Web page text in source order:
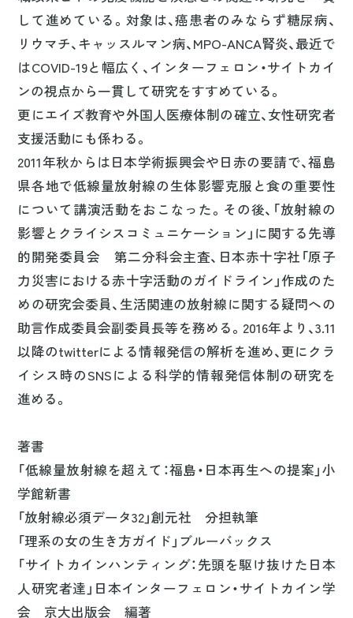
して進めている。対象は、癌患者のみならず糖尿病、
リウマチ、キャッスルマン病、MPO-ANCA腎炎、最近で
はCOVID-19と幅広く、インターフェロン・サイトカイ
ンの視点から一貫して研究をすすめている。
更にエイズ教育や外国人医療体制の確立、女性研究者
支援活動にも係わる。
2011年秋からは日本学術振興会や日赤の要請で、福島
県各地で低線量放射線の生体影響克服と食の重要性
について講演活動をおこなった。その後、「放射線の
影響とクライシスコミュニケーション」に関する先導
的開発委員会 第二分科会主査、日本赤十字社「原子
力災害における赤十字活動のガイドライン」作成のた
めの研究会委員、生活関連の放射線に関する疑問への
助言作成委員会副委員長等を務める。2016年より、3.11
以降のtwitterによる情報発信の解析を進め、更にクラ
イシス時のSNSによる科学的情報発信体制の研究を
進める。
著書
「低線量放射線を超えて：福島・日本再生への提案」小
学館新書
「放射線必須データ32」創元社 分担執筆
「理系の女の生き方ガイド」ブルーバックス
「サイトカインハンティング：先頭を駆け抜けた日本
人研究者達」日本インターフェロン・サイトカイン学
会 京大出版会 編著